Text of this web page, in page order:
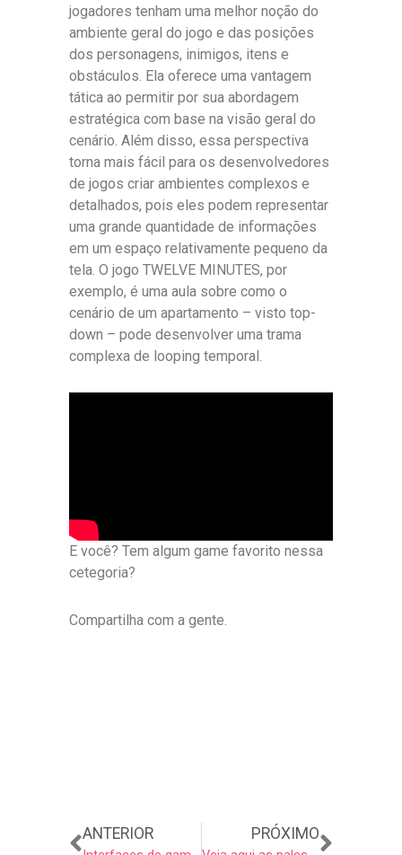
jogadores tenham uma melhor noção do
ambiente geral do jogo e das posições
dos personagens, inimigos, itens e
obstáculos. Ela oferece uma vantagem
tática ao permitir por sua abordagem
estratégica com base na visão geral do
cenário. Além disso, essa perspectiva
torna mais fácil para os desenvolvedores
de jogos criar ambientes complexos e
detalhados, pois eles podem representar
uma grande quantidade de informações
em um espaço relativamente pequeno da
tela. O jogo TWELVE MINUTES, por
exemplo, é uma aula sobre como o
cenário de um apartamento – visto top-
down – pode desenvolver uma trama
complexa de looping temporal.
E você? Tem algum game favorito nessa
cetegoria?
Compartilha com a gente.
Anterior
ANTERIOR PRÓXIMO